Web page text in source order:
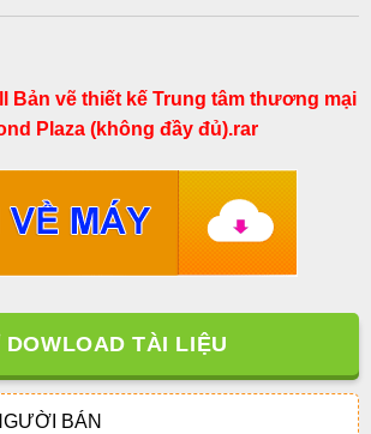
Bản vẽ thiết kế Trung tâm thương mại
Plaza (không đầy đủ).rar
DOWLOAD TÀI LIỆU
BÁN